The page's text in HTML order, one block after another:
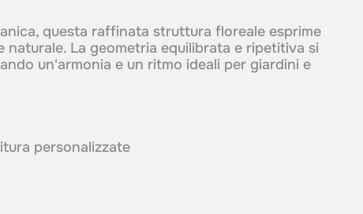
questa raffinata struttura floreale esprime
naturale. La geometria equilibrata e ripetitiva si
un'armonia e un ritmo ideali per giardini e
personalizzate